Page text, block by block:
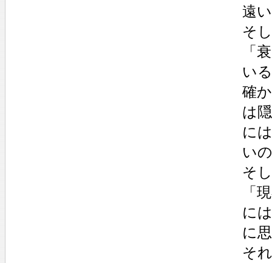
遠
そ
「
い
確
は
に
い
そ
「
に
に
そ